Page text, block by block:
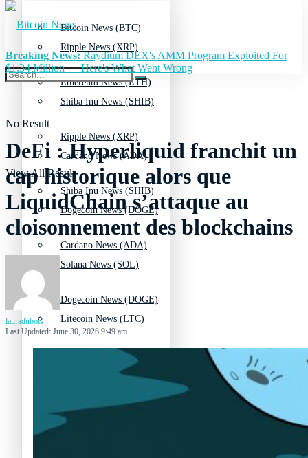
Ripple News (XRP)
Shiba Inu News (SHIB)
Cardano News (ADA)
Dogecoin News (DOGE)
Solana News (SOL)
Litecoin News (LTC)
Avalanche News (AVAX)
Polygon News (MATIC)
Bitcoin News (BTC)
Ethereum News (ETH)
Ripple News (XRP)
Shiba Inu News (SHIB)
Cardano News (ADA)
Dogecoin News (DOGE)
Solana News (SOL)
Litecoin News (LTC)
No Result
View All Result
Breaking News:Raydium DEX's AMM Program Exploited For
$1.34 Million — Here's What Went Wrong
DeFi : Hyperliquid franchit un
cap historique alors que
LiquidChain s’attaque au
cloisonnement des blockchains
lauradubois
Last Updated: June 30, 2026 9:49 am